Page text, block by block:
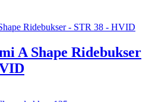
A Shape Ridebukser